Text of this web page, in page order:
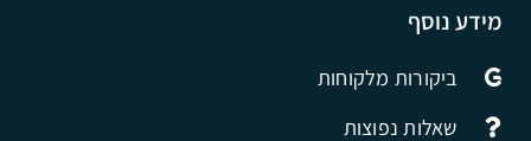
מידע נוסף
ביקורות מלקוחות
שאלות נפוצות